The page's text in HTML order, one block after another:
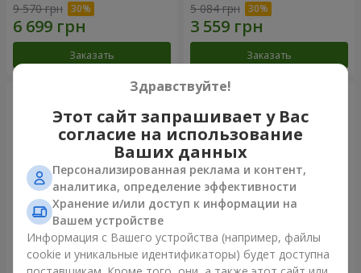
9 570 грн
Заказать
5 084 грн
Заказать
Букет "Nude Perfume" Букет "Розовая нежность"
Здравствуйте!
Этот сайт запрашивает у Вас
согласие на использование
Ваших данных
Персонализированная реклама и контент,
аналитика, определение эффективности
Хранение и/или доступ к информации на
Вашем устройстве
Информация с Вашего устройства (например, файлы
cookie и уникальные идентификаторы) будет доступна